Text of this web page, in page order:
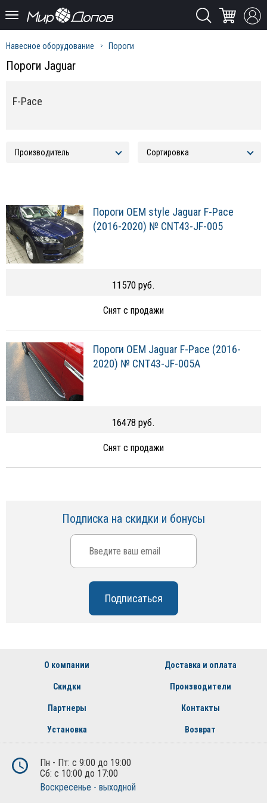
Навесное оборудование Пороги
Пороги Jaguar
F-Pace
Пороги OEM style Jaguar F-Pace
(2016-2020) № CNT43-JF-005
11570 руб.
Снят с продажи
Пороги OEM Jaguar F-Pace (2016-
2020) № CNT43-JF-005A
16478 руб.
Снят с продажи
Подписка на скидки и бонусы
О компании Доставка и оплата
Скидки Производители
Партнеры Контакты
Установка Возврат
Пн - Пт: с 9:00 до 19:00
Сб: с 10:00 до 17:00
Воскресенье - выходной